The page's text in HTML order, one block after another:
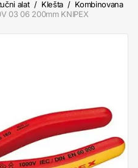
alat / Klešta / Kombinovana
03 06 200mm KNIPEX